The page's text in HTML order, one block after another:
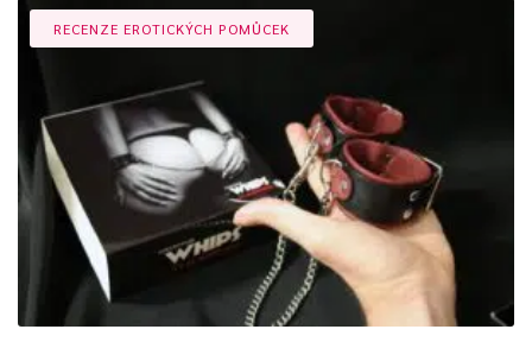
RECENZE EROTICKÝCH POMŮCEK